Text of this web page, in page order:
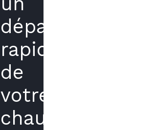
dépannage
rapide
de
votre
chaudière